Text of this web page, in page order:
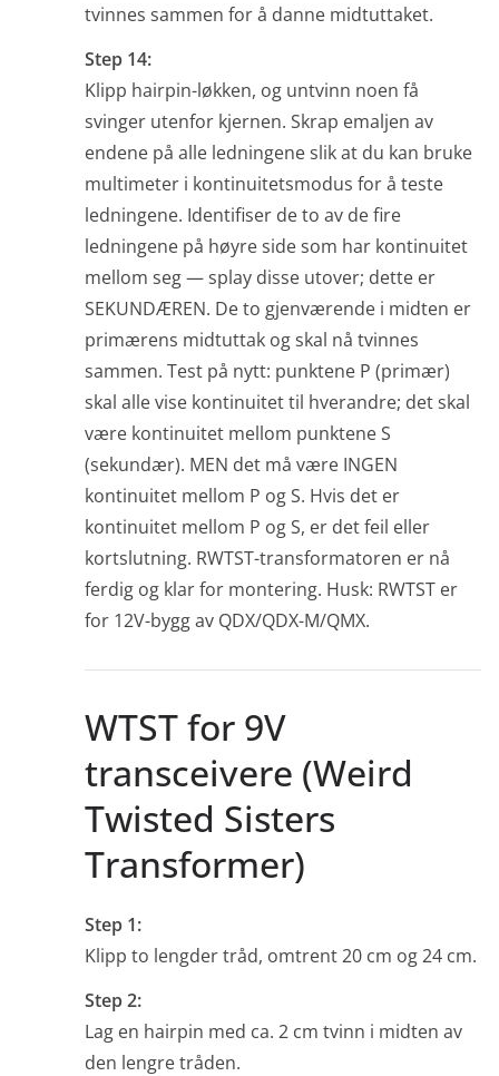
tvinnes sammen for å danne midtuttaket.
Step 14:
Klipp hairpin-løkken, og untvinn noen få
svinger utenfor kjernen. Skrap emaljen av
endene på alle ledningene slik at du kan bruke
multimeter i kontinuitetsmodus for å teste
ledningene. Identifiser de to av de fire
ledningene på høyre side som har kontinuitet
mellom seg — splay disse utover; dette er
SEKUNDÆREN. De to gjenværende i midten er
primærens midtuttak og skal nå tvinnes
sammen. Test på nytt: punktene P (primær)
skal alle vise kontinuitet til hverandre; det skal
være kontinuitet mellom punktene S
(sekundær). MEN det må være INGEN
kontinuitet mellom P og S. Hvis det er
kontinuitet mellom P og S, er det feil eller
kortslutning. RWTST-transformatoren er nå
ferdig og klar for montering. Husk: RWTST er
for 12V-bygg av QDX/QDX-M/QMX.
WTST for 9V
transceivere (Weird
Twisted Sisters
Transformer)
Step 1:
Klipp to lengder tråd, omtrent 20 cm og 24 cm.
Step 2:
Lag en hairpin med ca. 2 cm tvinn i midten av
den lengre tråden.